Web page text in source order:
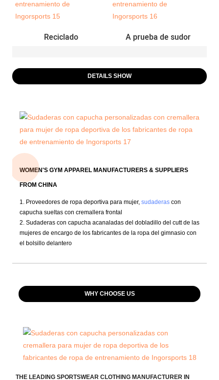
Reciclado A prueba de sudor
DETAILS SHOW
WOMEN'S GYM APPAREL MANUFACTURERS & SUPPLIERS
FROM CHINA
1. Proveedores de ropa deportiva para mujer, sudaderas con
capucha sueltas con cremallera frontal
2. Sudaderas con capucha acanaladas del dobladillo del cutt de las
mujeres de encargo de los fabricantes de la ropa del gimnasio con
el bolsillo delantero
WHY CHOOSE US
THE LEADING SPORTSWEAR CLOTHING MANUFACTURER IN